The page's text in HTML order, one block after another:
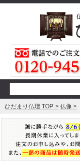
ひだまり仏壇 TOP 仏像